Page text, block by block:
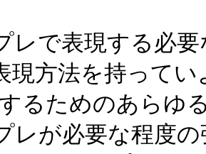
レで表現する必
現方法を持ってい
るためのあらゆ
レが必要な程度